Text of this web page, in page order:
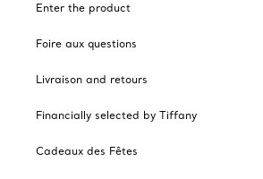
Enter the product
Foire aux questions
Livraison and retours
Financially selected by Tiffany
Cadeaux des Fêtes